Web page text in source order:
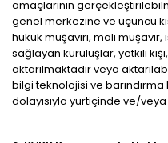
amaçlarının
genel merkezine ve üçüncü
hukuk müşaviri, mali müşavir,
sağlayan kuruluşlar, yetkili
aktarılmaktadır veya
bilgi teknolojisi ve barındırma
dolayısıyla yurtiçinde ve/